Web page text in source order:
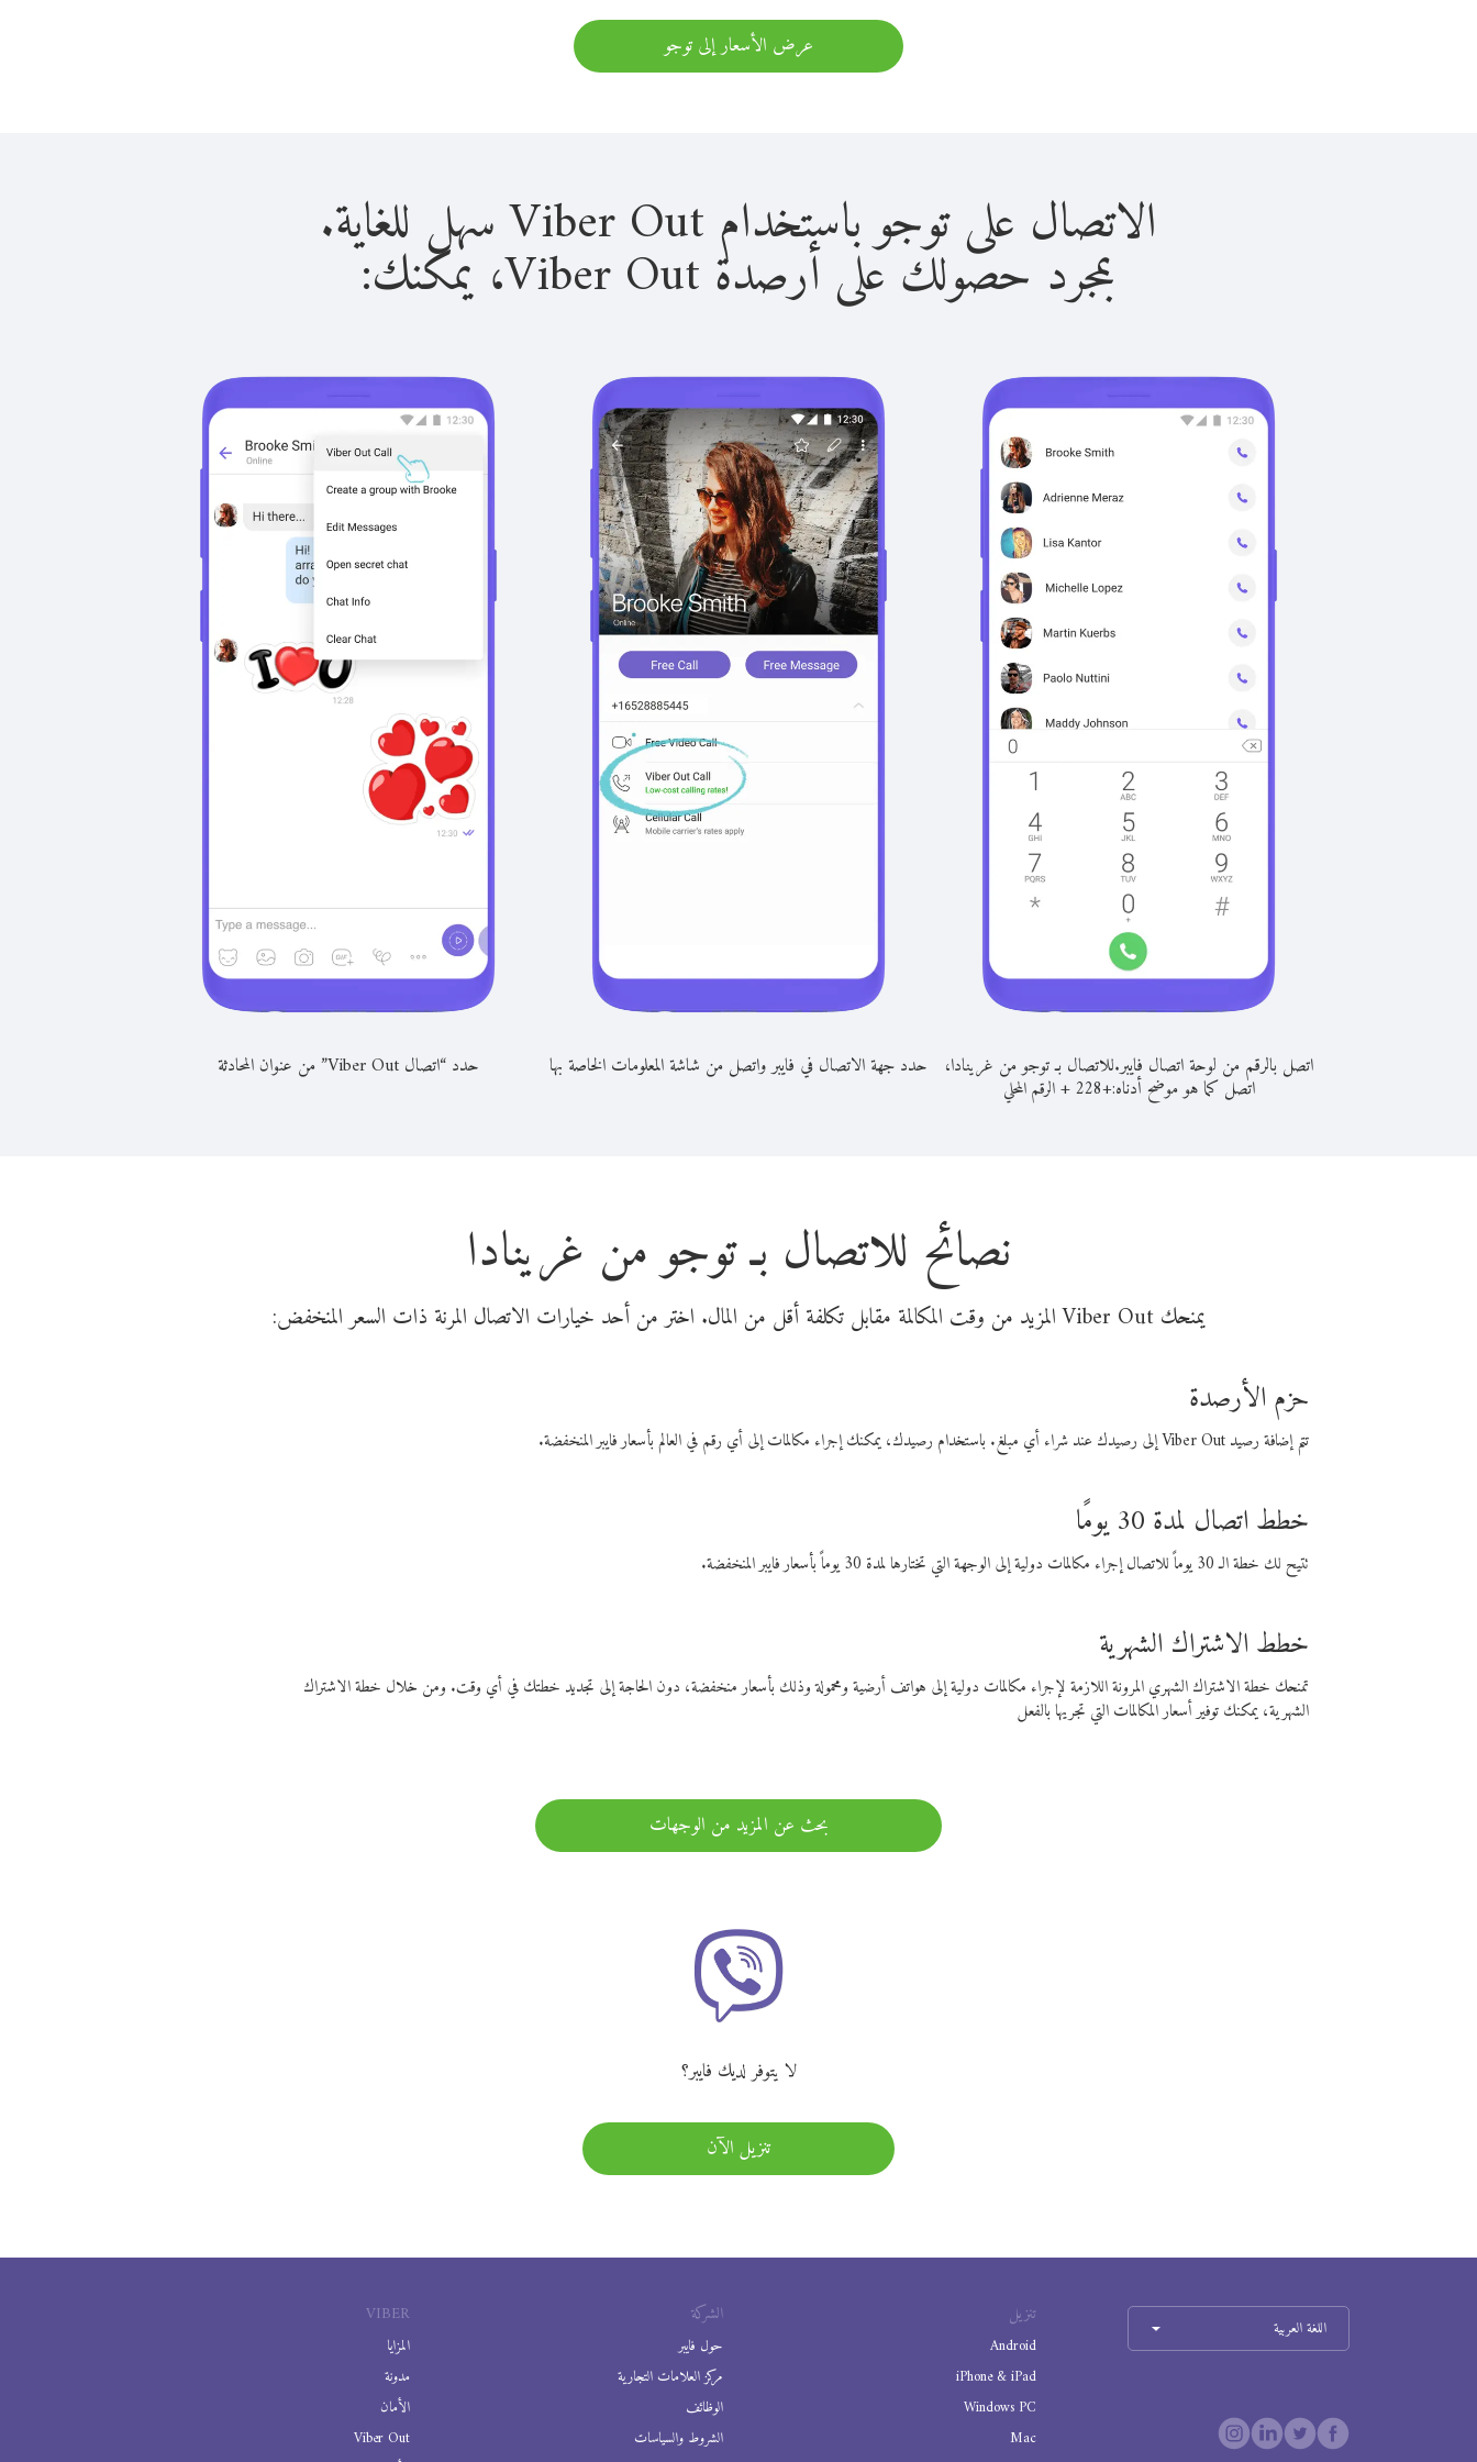
عرض الأسعار إلى توجو
الاتصال على توجو باستخدام Viber Out سهل للغاية.
بمجرد حصولك على أرصدة Viber Out، يمكنك:
اتصل بالرقم من لوحة اتصال فايبر.للاتصال بـ توجو من غرينادا،
اتصل كما هو موضح أدناه:+
228
+الرقم المحلي
حدد جهة الاتصال في فايبر واتصل من شاشة المعلومات الخاصة بها حدد “اتصال Viber Out” من عنوان المحادثة
نصائح للاتصال بـ توجو من غرينادا
يمنحك Viber Out المزيد من وقت المكالمة مقابل تكلفة أقل من المال. اختر من أحد خيارات الاتصال المرنة ذات السعر المنخفض:
حزم الأرصدة
تتم إضافة رصيد Viber Out إلى رصيدك عند شراء أي مبلغ. باستخدام رصيدك، يمكنك إجراء مكالمات إلى أي رقم في العالم بأسعار فايبر المنخفضة.
خطط اتصال لمدة 30 يومًا
تتيح لك خطة الـ 30 يوماً للاتصال إجراء مكالمات دولية إلى الوجهة التي تختارها لمدة 30 يوماً بأسعار فايبر المنخفضة.
خطط الاشتراك الشهرية
تمنحك خطة الاشتراك الشهري المرونة اللازمة لإجراء مكالمات دولية إلى هواتف أرضية ومحمولة وذلك بأسعار منخفضة، دون الحاجة إلى تجديد خطتك في أي وقت. ومن خلال خطة الاشتراك
الشهرية، يمكنك توفير أسعار المكالمات التي تجريها بالفعل
بحث عن المزيد من الوجهات
لا يتوفر لديك فايبر؟
تنزيل الآن
VIBER
المزايا
مدونة
الأمان
Viber Out
الشركة
حول فايبر
مركز العلامات التجارية
الوظائف
الشروط والسياسات
تنزيل
Android
iPhone & iPad
Windows PC
Mac
اللغة العربية